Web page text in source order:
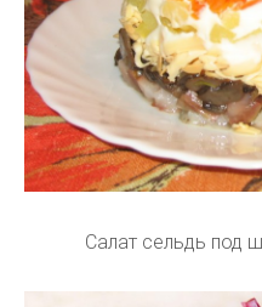
Салат сельдь под